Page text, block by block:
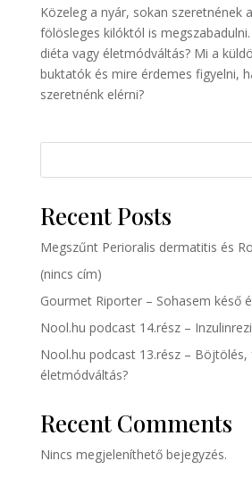
Közeleg a nyár, sokan szeretnének
fölösleges kilóktól is
diéta vagy életmódváltás? Mi a
buktatók és mire érdemes figyelni,
szeretnénk elérni?
Recent Posts
Megszűnt Perioralis dermatitis és
(nincs cím)
Gourmet Riporter – Sohasem késő
Nool.hu podcast 14.rész –
Nool.hu podcast 13.rész –
életmódváltás?
Recent Comments
Nincs megjeleníthető bejegyzés.